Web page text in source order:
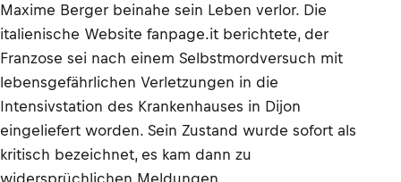
Maxime Berger beinahe sein Leben verlor. Die
italienische Website fanpage.it berichtete, der
Franzose sei nach einem Selbstmordversuch mit
lebensgefährlichen Verletzungen in die
Intensivstation des Krankenhauses in Dijon
eingeliefert worden. Sein Zustand wurde sofort als
kritisch bezeichnet, es kam dann zu
widersprüchlichen Meldungen